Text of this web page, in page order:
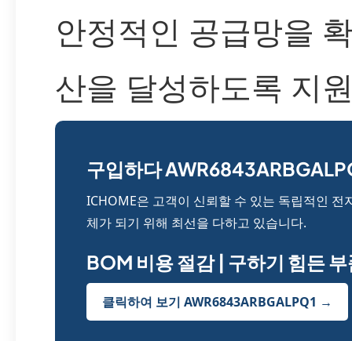
안정적인 공급망을
산을 달성하도록 지
구입하다
ICHOME은 고객이 신뢰할 수 있는 독립적인 전
체가 되기 위해 최선을 다하고 있습니다.
BOM 비용 절감 | 구하기 힘든
클릭하여 보기 AWR6843ARBGALPQ1 →